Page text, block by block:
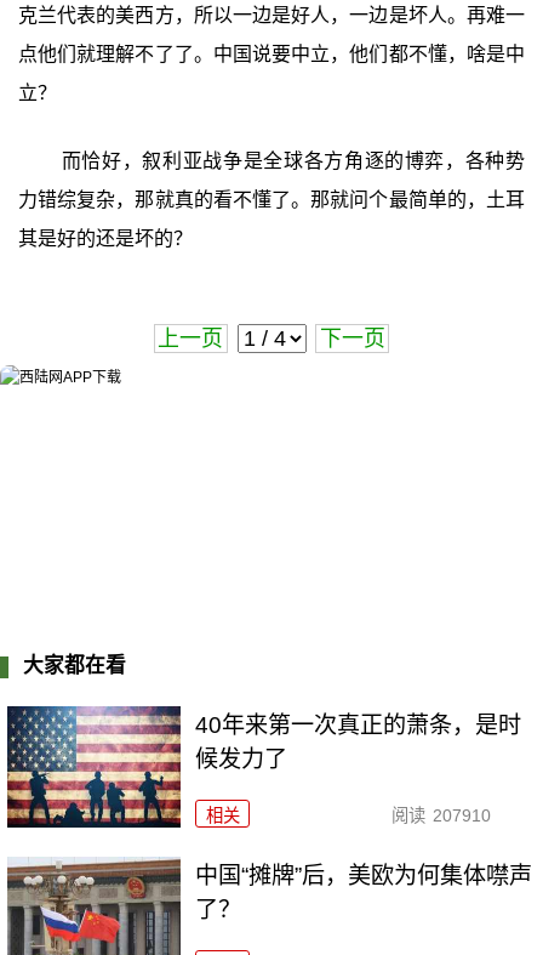
克兰代表的美西方，所以一边是好人，一边是坏人。再难一
点他们就理解不了了。中国说要中立，他们都不懂，啥是中
立？
而恰好，叙利亚战争是全球各方角逐的博弈，各种势
力错综复杂，那就真的看不懂了。那就问个最简单的，土耳
其是好的还是坏的？
上一页 下一页
大家都在看
40年来第一次真正的萧条，是时
候发力了
相关 阅读 207910
中国“摊牌”后，美欧为何集体噤声
了？